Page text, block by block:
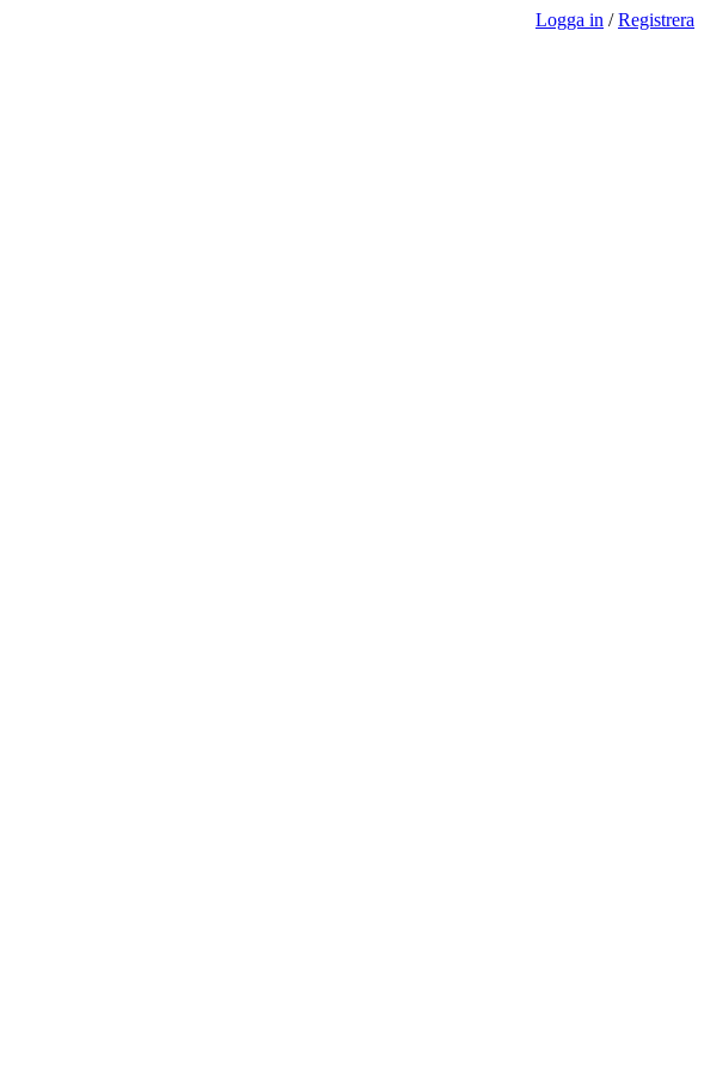
Logga in /Registrera